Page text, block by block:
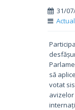
31/
să
votat